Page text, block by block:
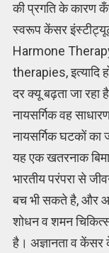
की प्रगति के कारण
स्वरूप केंसर इंस्टीट्यूट
Harmone
therapies, इत्यादि
दर क्यू बढ़ता जा रहा
नायसर्गिक वह
नायसर्गिक घटकों
यह एक खतरनाक
भारतीय परंपरा से
बच भी सकते है, और
शोधन व शमन
है। अज्ञानता व केंसर